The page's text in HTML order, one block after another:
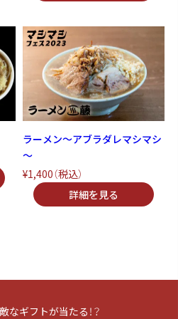
ラーメン～アブラダレマシマシ
～
¥1,400（税込）
ギフトが当たる！？